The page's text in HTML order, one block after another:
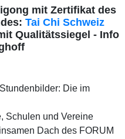
mit Zertifikat des
Tai Chi Schweiz
Qualitätssiegel - Info
Die im
Schulen und Vereine
Dach des FORUM